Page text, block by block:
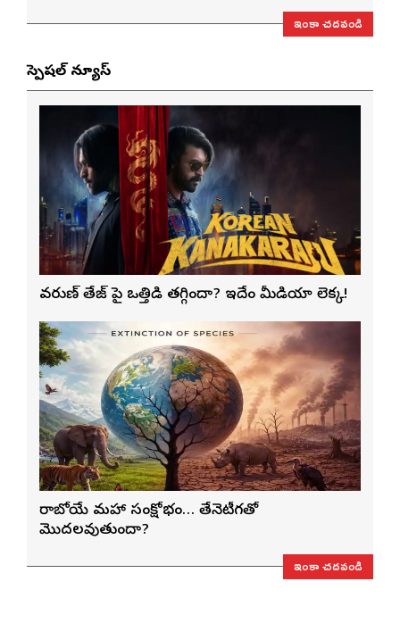
ఇంకా చదవండి
స్పెషల్ న్యూస్
వరుణ్ తేజ్‌ పై ఒత్తిడి తగ్గిందా? ఇదేం మీడియా లెక్క!
రాబోయే మహా సంక్షోభం… తేనెటీగతో
మొదలవుతుందా?
ఇంకా చదవండి